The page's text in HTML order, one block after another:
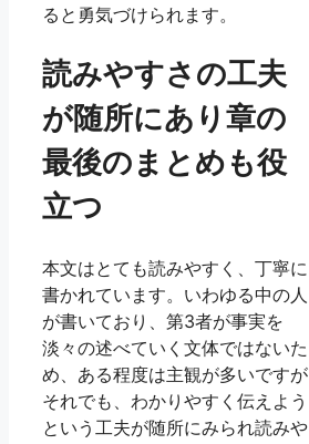
ると勇気づけられます。
読みやすさの工夫
が随所にあり章の
最後のまとめも役
立つ
本文はとても読みやすく、丁寧に
書かれています。いわゆる中の人
が書いており、第3者が事実を
淡々の述べていく文体ではないた
め、ある程度は主観が多いですが
それでも、わかりやすく伝えよう
という工夫が随所にみられ読みや